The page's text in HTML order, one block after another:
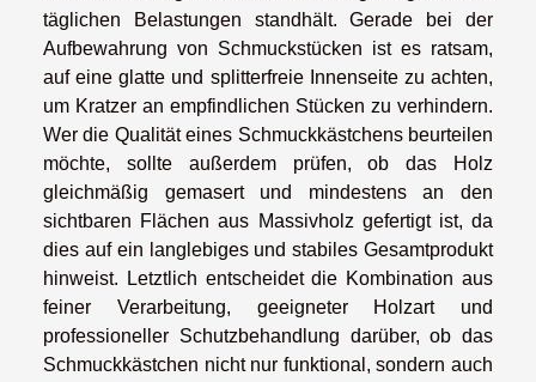
täglichen Belastungen standhält. Gerade bei der
Aufbewahrung von Schmuckstücken ist es ratsam,
auf eine glatte und splitterfreie Innenseite zu achten,
um Kratzer an empfindlichen Stücken zu verhindern.
Wer die Qualität eines Schmuckkästchens beurteilen
möchte, sollte außerdem prüfen, ob das Holz
gleichmäßig gemasert und mindestens an den
sichtbaren Flächen aus Massivholz gefertigt ist, da
dies auf ein langlebiges und stabiles Gesamtprodukt
hinweist. Letztlich entscheidet die Kombination aus
feiner Verarbeitung, geeigneter Holzart und
professioneller Schutzbehandlung darüber, ob das
Schmuckkästchen nicht nur funktional, sondern auch